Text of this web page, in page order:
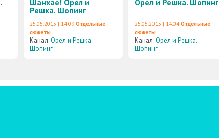
Шанхае! Орел и
Решка. Шопинг
25.05.2015 | 14:09 Отдельные
сюжеты
Канал:Орел и Решка.
Шопинг
Орел и Решка. Шопинг
25.05.2015 | 14:04 Отдельные
сюжеты
Канал:Орел и Решка.
Шопинг